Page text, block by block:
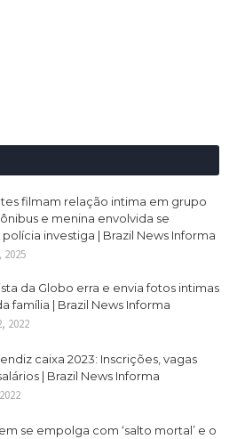
filmam relação intima em grupo
e menina envolvida se
investiga | Brazil News Informa
2025
da Globo erra e envia fotos intimas
família | Brazil News Informa
2022
caixa 2023: Inscrições, vagas
| Brazil News Informa
se empolga com ‘salto mortal’ e o